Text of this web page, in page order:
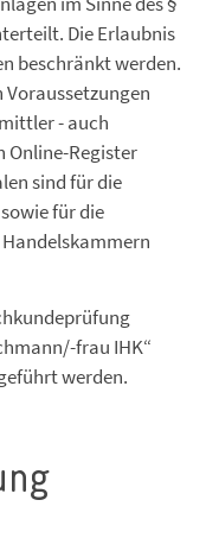
Die Erlaubnis
beschränkt werden.
Voraussetzungen
- auch
Online-Register
sind für die
für die
frau IHK“
werden.